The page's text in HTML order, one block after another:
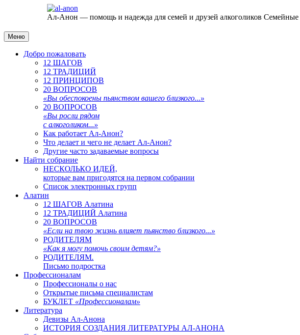
Ал-Анон — помощь и надежда для семей и друзей алкоголиков
Меню
Добро пожаловать
12 ШАГОВ
12 ТРАДИЦИЙ
12 ПРИНЦИПОВ
20 ВОПРОСОВ
«Вы обеспокоены пьянством вашего близкого...»
20 ВОПРОСОВ
«Вы росли рядом
с алкоголиком...»
Как работает Ал-Анон?
Что делает и чего не делает Ал-Анон?
Другие часто задаваемые вопросы
Найти собрание
НЕСКОЛЬКО ИДЕЙ,
которые вам пригодятся на первом собрании
Список электронных групп
Алатин
12 ШАГОВ Алатина
12 ТРАДИЦИЙ Алатина
20 ВОПРОСОВ
«Если на твою жизнь влияет пьянство близкого...»
РОДИТЕЛЯМ
«Как я могу помочь своим детям?»
РОДИТЕЛЯМ.
Письмо подростка
Профессионалам
Профессионалы о нас
Открытые письма специалистам
БУКЛЕТ «Профессионалам»
Литература
Девизы Ал-Анона
ИСТОРИЯ СОЗДАНИЯ ЛИТЕРАТУРЫ АЛ-АНОНА